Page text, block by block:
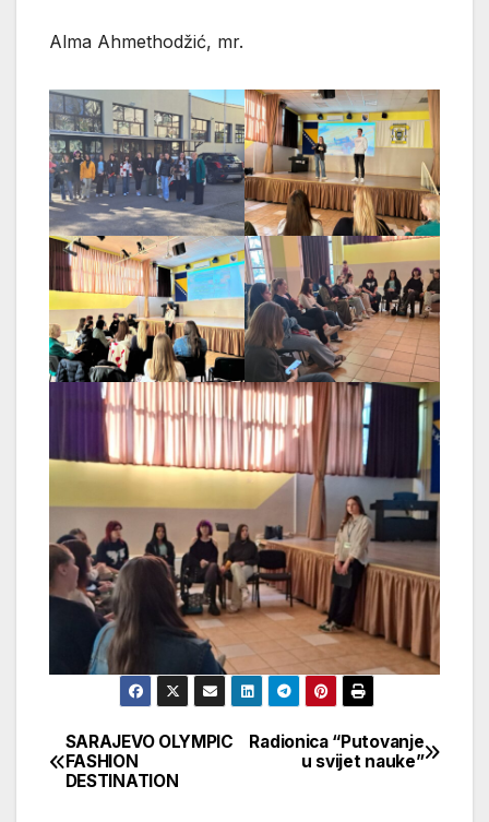
Alma Ahmethodžić, mr.
Navigacija
članaka
Radionica “Putovanje
u svijet nauke”
SARAJEVO OLYMPIC
FASHION
DESTINATION